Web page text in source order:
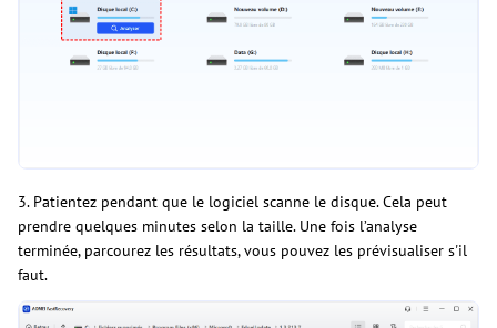
3. Patientez pendant que le logiciel scanne le disque. Cela peut
prendre quelques minutes selon la taille. Une fois l’analyse
terminée, parcourez les résultats, vous pouvez les prévisualiser s'il
faut.